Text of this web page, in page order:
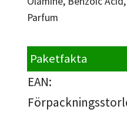
Parfum
Paketfakta
EAN: